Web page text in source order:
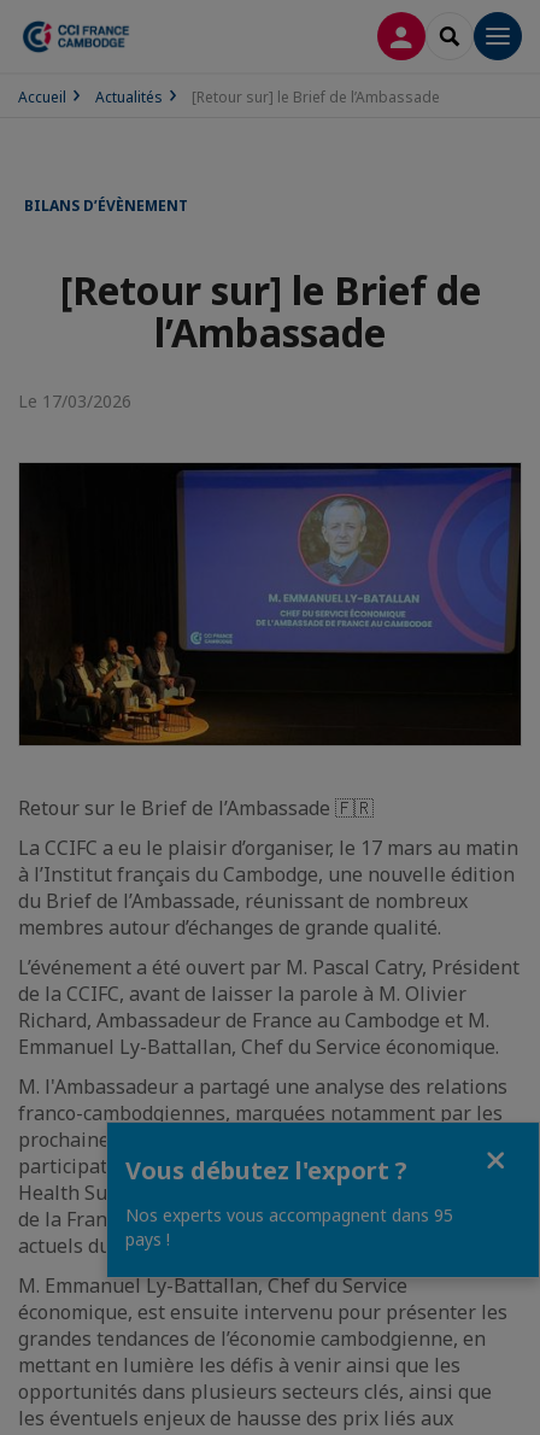
CONNEXION
Accueil Actualités [Retour sur] le Brief de l’Ambassade
BILANS D’ÉVÈNEMENT
[Retour sur] le Brief de
l’Ambassade
Le 17/03/2026
Retour sur le Brief de l’Ambassade 🇫🇷
La CCIFC a eu le plaisir d’organiser, le 17 mars au matin
à l’Institut français du Cambodge, une nouvelle édition
du Brief de l’Ambassade, réunissant de nombreux
membres autour d’échanges de grande qualité.
L’événement a été ouvert par M. Pascal Catry, Président
de la CCIFC, avant de laisser la parole à M. Olivier
Richard, Ambassadeur de France au Cambodge et M.
Emmanuel Ly-Battallan, Chef du Service économique.
M. l'Ambassadeur a partagé une analyse des relations
franco-cambodgiennes, marquées notamment par les
prochaines échéances internationales telles que la
participation du Premier Ministre cambodgien au One
Health Summit en France et l’organisation du Sommet
de la Francophonie. Il a également abordé les enjeux
actuels du pays, notamment dans le contexte régional.
M. Emmanuel Ly-Battallan, Chef du Service
économique, est ensuite intervenu pour présenter les
grandes tendances de l’économie cambodgienne, en
mettant en lumière les défis à venir ainsi que les
opportunités dans plusieurs secteurs clés, ainsi que
les éventuels enjeux de hausse des prix liés aux
Vous débutez l'export ?
Nos experts vous accompagnent dans 95
pays !